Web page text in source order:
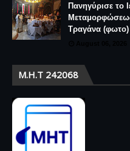
Πανηγύρισε το
Τραγάνα (φωτο)
Μ.Η.Τ 242068